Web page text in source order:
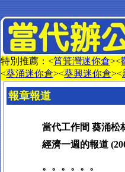
特別推薦：<筲箕灣迷你倉><
<葵涌迷你倉><葵興迷你倉><
報章報道
當代工作間 葵涌松
經濟一週的報道
。。。。。。